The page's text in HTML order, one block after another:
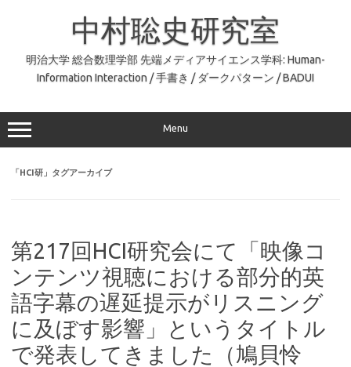
中村聡史研究室
明治大学 総合数理学部 先端メディアサイエンス学科: Human-
Information Interaction / 手書き / ダークパターン / BADUI
Menu
「HCI研 」タグアーカイブ
第217回HCI研究会にて「映像コ
ンテンツ視聴における部分的英
語字幕の遅延提示がリスニング
に及ぼす影響」というタイトル
で発表してきました（鳩貝怜